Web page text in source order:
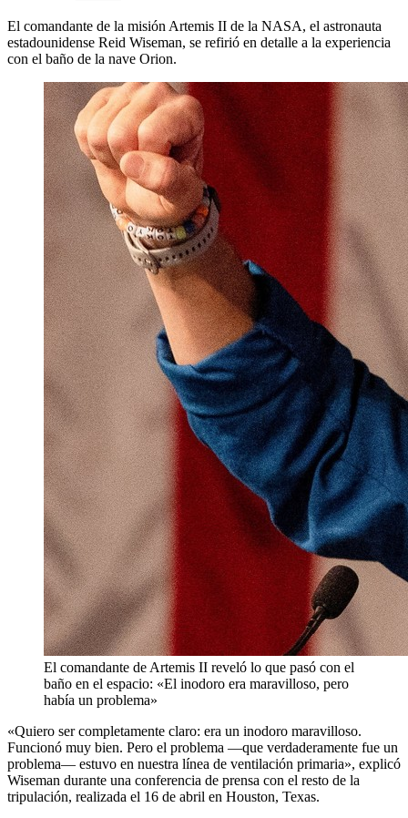
El comandante de la misión Artemis II de la NASA, el astronauta
estadounidense Reid Wiseman, se refirió en detalle a la experiencia
con el baño de la nave Orion.
El comandante de Artemis II reveló lo que pasó con el
baño en el espacio: «El inodoro era maravilloso, pero
había un problema»
«Quiero ser completamente claro: era un inodoro maravilloso.
Funcionó muy bien. Pero el problema —que verdaderamente fue un
problema— estuvo en nuestra línea de ventilación primaria», explicó
Wiseman durante una conferencia de prensa con el resto de la
tripulación, realizada el 16 de abril en Houston, Texas.